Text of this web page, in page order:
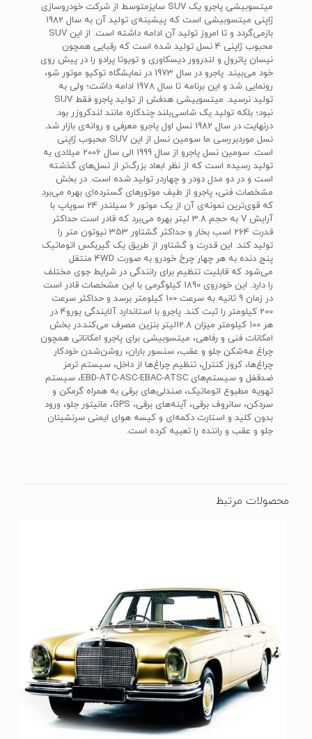
میتسوبیشی پاجرو یک SUV سایزمتوسط از شرکت خودروسازی
ژاپنی میتسوبیشی است که پیشینه‌ی تولید آن به سال 1982
بازمی‌گردد و تا امروز تولید آن ادامه داشته است. از این SUV
محبوب ژاپنی 4 نسل تولید شده است که رقبایی همچون
نیسان پاترول و لندروور دیسکاوری و تویوتا پرادو را در پیش روی
خود می‌بیند. پاجرو در سال 1973 در نمایشگاه توکیو موتور شو،
رونمایی شد و این برنامه تا سال 1978 ادامه داشت؛ ولی به
تولید نرسید. میتسوبیشی هدفش از تولید پاجرو فقط SUV
نبود؛ بلکه تولید یک شاسی‌بلند چندکاره مانند لندکروزر بود.
درنهایت در سال 1982 نسل اول پاجرو معرفی و روانه‌ی بازار شد.
نسل موردبررسی ما سومین نسل از این SUV محبوب ژاپنی
است. سومین نسل پاجرو از سال 1999 الی سال 2006 میلادی به
تولید رسیده است که از نظر ابعاد بزرگ‌تر از نسل‌های گذشته
است و در دو مدل دودر و چهاردر تولید شده است. در بخش
مشخصات فنی، پاجرو از طیف موتورهای گسترده‌ای بهره می‌برد
که قوی‌ترین نمونه‌ی آن از یک موتور 6 سیلندر 24 سوپاپ با
آرایش V به حجم 3.8 لیتر بهره می‌برد که قادر است حداکثر
قدرت 264 اسب بخار و حداکثر گشتاور 353 نیوتون متر را
تولید کند. این قدرت و گشتاور از طریق یک گیربکس اتوماتیک
پنج دنده به هر چهار چرخ خودرو به صورت 4WD منتقل
می‌شود که قابلیت تنظیم برای رانندگی در شرایط جوی مختلف
را دارد. این خودروی 1890 کیلوگرمی با این مشخصات قادر است
در زمان 9 ثانیه به سرعت 100 کیلومتر برسد و حداکثر سرعت
200 کیلومتر را ثبت کند. پاجرو با استاندارد آلایندگی یورو4 در
هر 100 کیلومتر میزان 12.8لیتر بنزین مصرف می‌کند.در بخش
امکانات فنی و رفاهی، میتسوبیشی برای پاجرو امکاناتی همچون
چراغ مه‌شکن جلو و عقب، سنسور باران، روشن‌شدن خودکار
چراغ‌ها، کروز کنترل، تنظیم چراغ‌ها از داخل، سیستم ترمز
ضدقفل و سیستم‌های EBD-ATC-ASC-EBAC-ATSC، سیستم
تهویه مطبوع اتوماتیک، صندلی‌های برقی به همراه گرمکن و
سردکن، سانروف برقی، آینه‌های برقی، GPS، مانیتور جلو، ورود
بدون کلید و استارت دکمه‌ای و کیسه هوای ایمنی سرنشینان
جلو و عقب و راننده را تعبیه کرده است.
محصولات مرتبط